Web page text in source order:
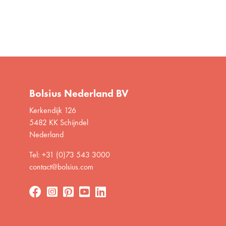
Bolsius Nederland BV
Kerkendijk 126
5482 KK Schijndel
Nederland
Tel: +31 (0)73 543 3000
contact@bolsius.com